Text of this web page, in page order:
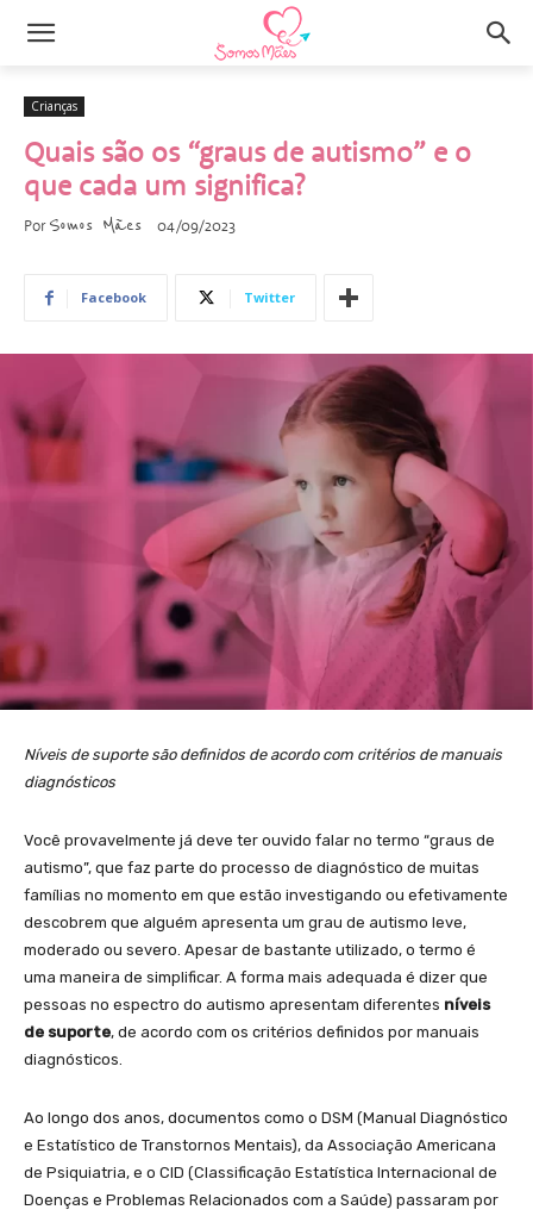
Crianças
Quais são os “graus de autismo” e o
que cada um significa?
Por Somos Mães 04/09/2023
Facebook Twitter
Níveis de suporte são definidos de acordo com critérios de manuais
diagnósticos
Você provavelmente já deve ter ouvido falar no termo “graus de
autismo”, que faz parte do processo de diagnóstico de muitas
famílias no momento em que estão investigando ou efetivamente
descobrem que alguém apresenta um grau de autismo leve,
moderado ou severo. Apesar de bastante utilizado, o termo é
uma maneira de simplificar. A forma mais adequada é dizer que
pessoas no espectro do autismo apresentam diferentes níveis
de suporte, de acordo com os critérios definidos por manuais
diagnósticos.
Ao longo dos anos, documentos como o DSM (Manual Diagnóstico
e Estatístico de Transtornos Mentais), da Associação Americana
de Psiquiatria, e o CID (Classificação Estatística Internacional de
Doenças e Problemas Relacionados com a Saúde) passaram por